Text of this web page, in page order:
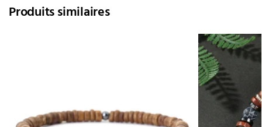
Produits similaires